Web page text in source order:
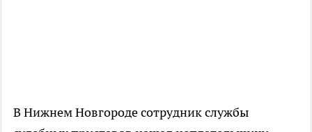
В Нижнем Новгороде сотрудник службы